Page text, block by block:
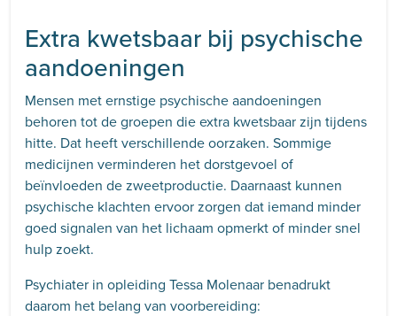
Extra kwetsbaar bij psychische
aandoeningen
Mensen met ernstige psychische aandoeningen
behoren tot de groepen die extra kwetsbaar zijn tijdens
hitte. Dat heeft verschillende oorzaken. Sommige
medicijnen verminderen het dorstgevoel of
beïnvloeden de zweetproductie. Daarnaast kunnen
psychische klachten ervoor zorgen dat iemand minder
goed signalen van het lichaam opmerkt of minder snel
hulp zoekt.
Psychiater in opleiding Tessa Molenaar benadrukt
daarom het belang van voorbereiding: